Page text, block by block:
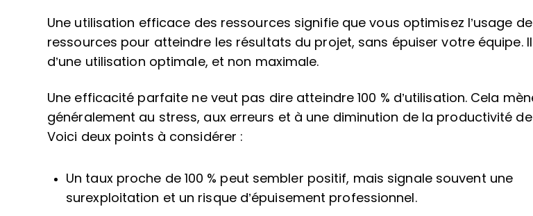
Une utilisation efficace des ressources signifie que vous optimisez l’usage
ressources pour atteindre les résultats du projet, sans épuiser votre équipe. Il
d’une utilisation optimale, et non maximale.
Une efficacité parfaite ne veut pas dire atteindre 100 % d’utilisation. Cela
généralement au stress, aux erreurs et à une diminution de la productivité de
Voici deux points à considérer :
Un taux proche de 100 % peut sembler positif, mais signale souvent une
surexploitation et un risque d’épuisement professionnel.